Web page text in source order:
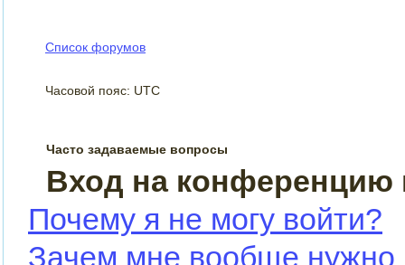
Список форумов
Часовой пояс: UTC
Часто задаваемые вопросы
Вход на конференцию
Почему я не могу войти?
Зачем мне вообще нужно